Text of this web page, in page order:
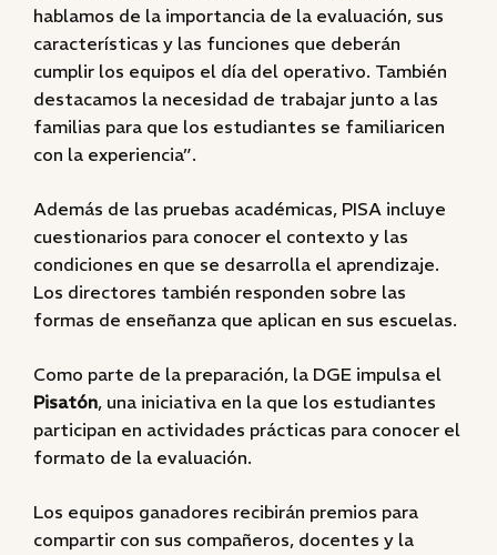
hablamos de la importancia de la evaluación, sus
características y las funciones que deberán
cumplir los equipos el día del operativo. También
destacamos la necesidad de trabajar junto a las
familias para que los estudiantes se familiaricen
con la experiencia”.
Además de las pruebas académicas, PISA incluye
cuestionarios para conocer el contexto y las
condiciones en que se desarrolla el aprendizaje.
Los directores también responden sobre las
formas de enseñanza que aplican en sus escuelas.
Como parte de la preparación, la DGE impulsa el
Pisatón, una iniciativa en la que los estudiantes
participan en actividades prácticas para conocer el
formato de la evaluación.
Los equipos ganadores recibirán premios para
compartir con sus compañeros, docentes y la